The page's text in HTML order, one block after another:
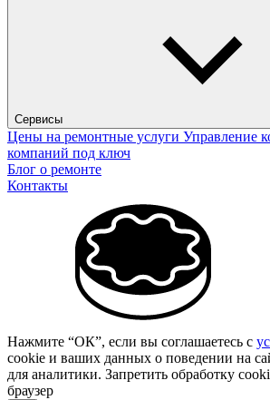
Сервисы
Цены на ремонтные услуги Управление
компаний под ключ
Блог о ремонте
Контакты
Нажмите “ОК”, если вы соглашаетесь с
cookie и ваших данных о поведении на
для аналитики. Запретить обработку
браузер